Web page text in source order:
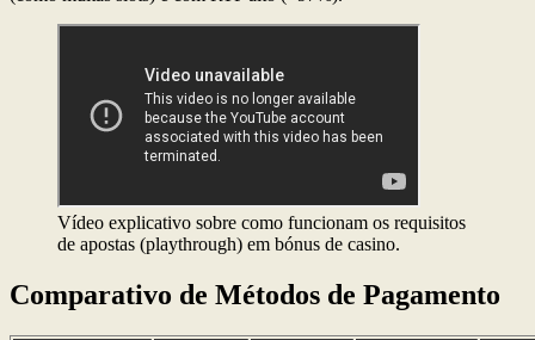
Vídeo explicativo sobre como funcionam os requisitos
de apostas (playthrough) em bónus de casino.
Comparativo de Métodos de Pagamento